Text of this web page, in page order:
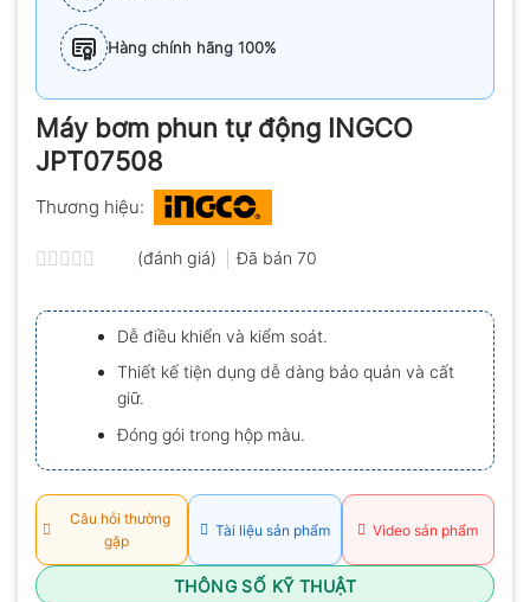
Hàng chính hãng 100%
Máy bơm phun tự động INGCO
JPT07508
Thương hiệu:
xếp
hạng
0.0
5
sao
(đánh giá) Đã bán 70
Dễ điều khiển và kiểm soát.
Thiết kế tiện dụng dễ dàng bảo quản và cất
giữ.
Đóng gói trong hộp màu.
Câu hỏi thường
gặp
Tài liệu sản phẩm Video sản phẩm
THÔNG SỐ KỸ THUẬT